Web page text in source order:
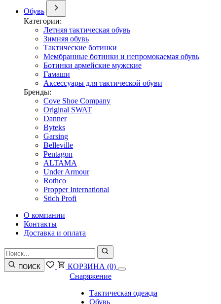
Обувь
Категории:
Летняя тактическая обувь
Зимняя обувь
Тактические ботинки
Мембранные ботинки и непромокаемая обувь
Ботинки армейские мужские
Гамаши
Аксессуары для тактической обуви
Бренды:
Cove Shoe Company
Original SWAT
Danner
Byteks
Garsing
Belleville
Pentagon
ALTAMA
Under Armour
Rothco
Propper International
Stich Profi
О компании
Контакты
Доставка и оплата
ПОИСК КОРЗИНА (0)
Снаряжение
Тактическая одежда
Обувь